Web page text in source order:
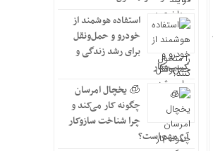
استفاده هوشمند از
خودرو و حمل‌ونقل
برای رشد زندگی و
کسب‌وکار
🧊 یخچال امرسان
چگونه کار می‌کند و
چرا شناخت سازوکار
آن مهم است؟